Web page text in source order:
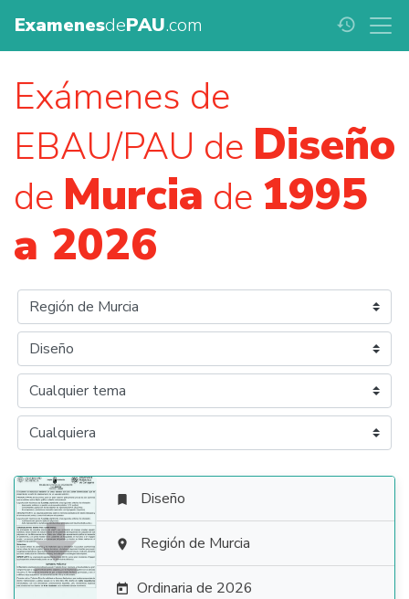
ExamenesdePAU.com history
Exámenes de
EBAU/PAU de Diseño
de Murcia de 1995
a 2026

 Diseño
 Región de Murcia
 Ordinaria de 2026